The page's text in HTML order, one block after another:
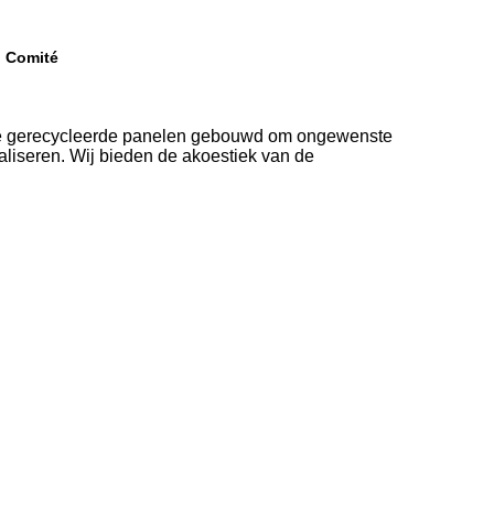
Comité
panelen gebouwd om ongewenste
Wij bieden de akoestiek van de